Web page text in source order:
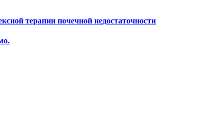
терапии почечной недостаточности